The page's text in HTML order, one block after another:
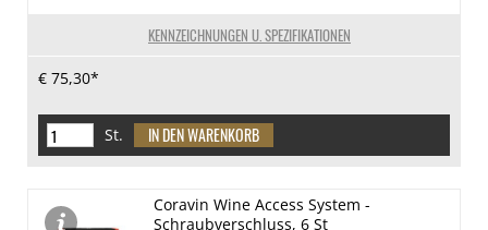
KENNZEICHNUNGEN U. SPEZIFIKATIONEN
€ 75,30*
St.
Coravin Wine Access System -
Schraubverschluss, 6 St